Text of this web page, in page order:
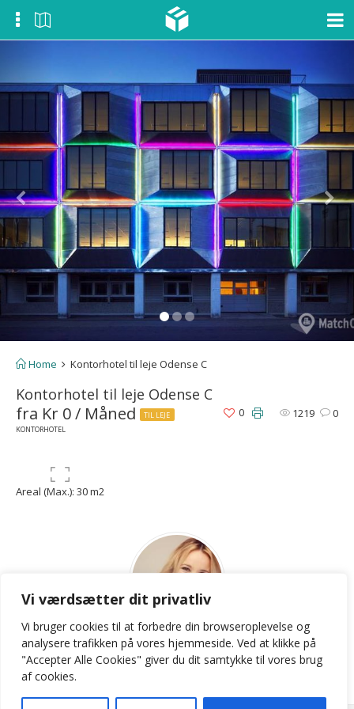
Vi værdsætter dit privatliv
Vi bruger cookies til at forbedre din browseroplevelse og
analysere trafikken på vores hjemmeside. Ved at klikke på
"Accepter Alle Cookies" giver du dit samtykke til vores brug
af cookies.
Home Kontorhotel til leje Odense C
Kontorhotel til leje Odense C
fra Kr 0 / Måned
TIL LEJE
KONTORHOTEL
1219 0
0
Areal (Max.): 30 m2
LKB
Contact Agent